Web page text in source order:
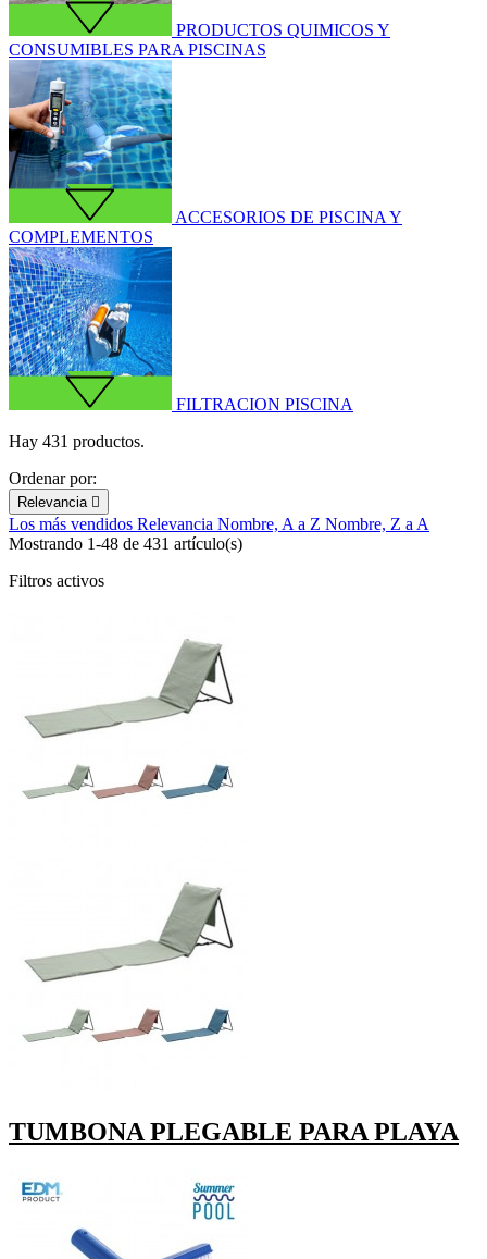
PRODUCTOS QUIMICOS Y
CONSUMIBLES PARA PISCINAS
ACCESORIOS DE PISCINA Y
COMPLEMENTOS
FILTRACION PISCINA
Hay 431 productos.
Ordenar por:
Relevancia 
Los más vendidos Relevancia Nombre, A a Z Nombre, Z a A
Mostrando 1-48 de 431 artículo(s)
Filtros activos
TUMBONA PLEGABLE PARA PLAYA